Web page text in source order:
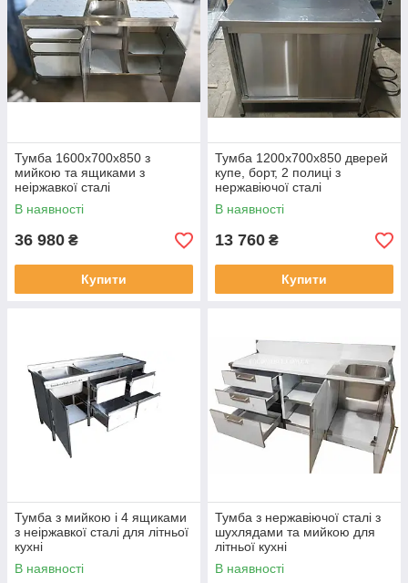
Тумба 1600х700х850 з
мийкою та ящиками з
неіржавкої сталі
В наявності
36 980 ₴
Купити
Тумба 1200х700х850 дверей
купе, борт, 2 полиці з
нержавіючої сталі
В наявності
13 760 ₴
Купити
Тумба з мийкою і 4 ящиками
з неіржавкої сталі для літньої
кухні
В наявності
Тумба з нержавіючої сталі з
шухлядами та мийкою для
літньої кухні
В наявності